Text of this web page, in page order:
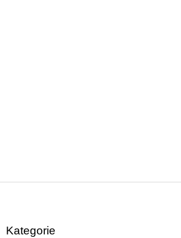
Kategorie